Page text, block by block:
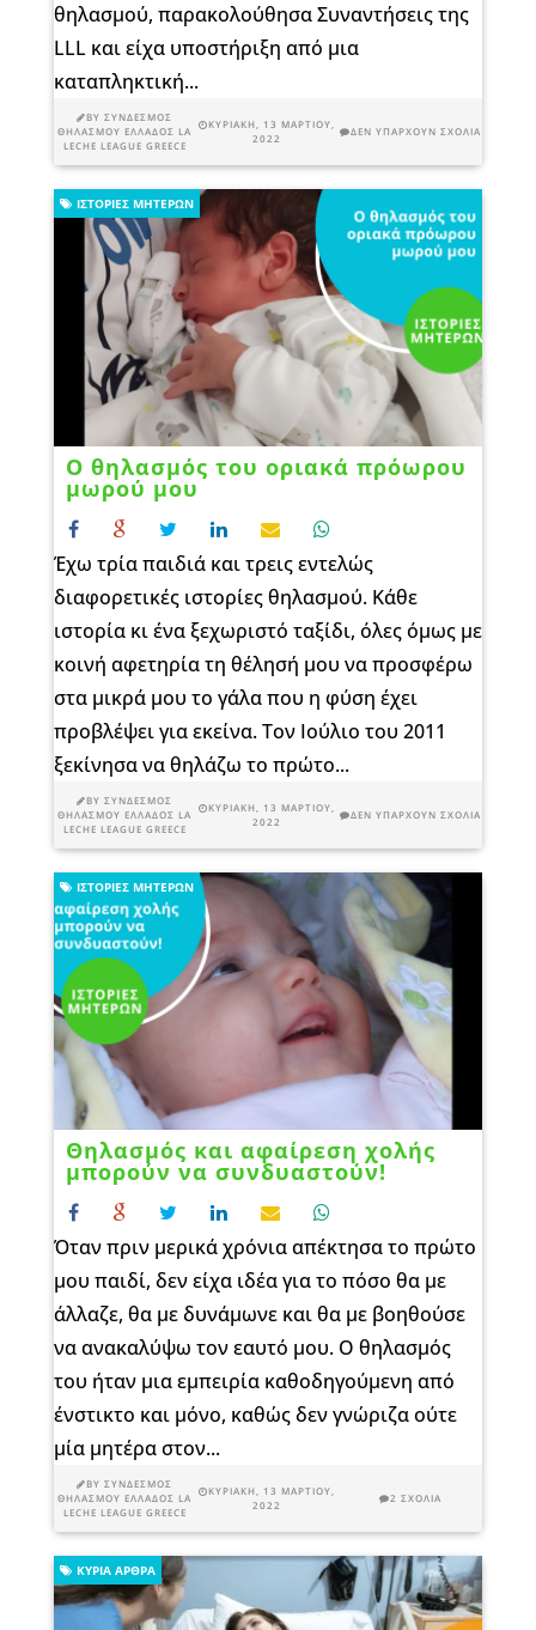
θηλασμού, παρακολούθησα Συναντήσεις της
LLL και είχα υποστήριξη από μια
καταπληκτική...
BYΣΎΝΔΕΣΜΟΣ
ΘΗΛΑΣΜΟΎ ΕΛΛΆΔΟΣ LA
LECHE LEAGUE GREECE
ΚΥΡΙΑΚΉ, 13 ΜΑΡΤΊΟΥ,
2022
ΔΕΝ ΥΠΆΡΧΟΥΝ ΣΧΌΛΙΑ
Ο θηλασμός του οριακά πρόωρου
μωρού μου
ΙΣΤΟΡΊΕΣ ΜΗΤΈΡΩΝ
Έχω τρία παιδιά και τρεις εντελώς
διαφορετικές ιστορίες θηλασμού. Κάθε
ιστορία κι ένα ξεχωριστό ταξίδι, όλες όμως με
κοινή αφετηρία τη θέλησή μου να προσφέρω
στα μικρά μου το γάλα που η φύση έχει
προβλέψει για εκείνα. Τον Ιούλιο του 2011
ξεκίνησα να θηλάζω το πρώτο...
BYΣΎΝΔΕΣΜΟΣ
ΘΗΛΑΣΜΟΎ ΕΛΛΆΔΟΣ LA
LECHE LEAGUE GREECE
ΚΥΡΙΑΚΉ, 13 ΜΑΡΤΊΟΥ,
2022
ΔΕΝ ΥΠΆΡΧΟΥΝ ΣΧΌΛΙΑ
Θηλασμός και αφαίρεση χολής
μπορούν να συνδυαστούν!
ΙΣΤΟΡΊΕΣ ΜΗΤΈΡΩΝ
Όταν πριν μερικά χρόνια απέκτησα το πρώτο
μου παιδί, δεν είχα ιδέα για το πόσο θα με
άλλαζε, θα με δυνάμωνε και θα με βοηθούσε
να ανακαλύψω τον εαυτό μου. Ο θηλασμός
του ήταν μια εμπειρία καθοδηγούμενη από
ένστικτο και μόνο, καθώς δεν γνώριζα ούτε
μία μητέρα στον...
BYΣΎΝΔΕΣΜΟΣ
ΘΗΛΑΣΜΟΎ ΕΛΛΆΔΟΣ LA
LECHE LEAGUE GREECE
ΚΥΡΙΑΚΉ, 13 ΜΑΡΤΊΟΥ,
2022
2 ΣΧΌΛΙΑ
ΚΎΡΙΑ ΆΡΘΡΑ